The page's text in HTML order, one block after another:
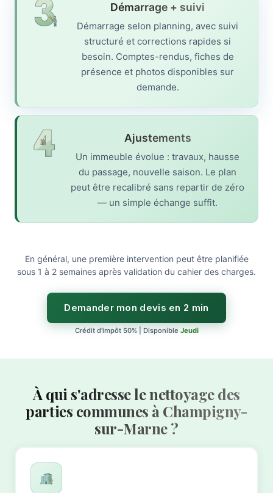
Démarrage + suivi
Démarrage selon planning, avec suivi
structuré et corrections rapides si
besoin. Comptes-rendus, fiches de
présence et photos disponibles sur
demande.
Ajustements
Un immeuble évolue : travaux, hausse
du passage, nouvelle saison. Le plan
peut être recalibré sans repartir de zéro
— un simple échange suffit.
En général, une première intervention peut être planifiée
sous 1 à 2 semaines après validation du cahier des charges.
Demander mon devis en 2 min
Crédit d'impôt 50% | Disponible Jeudi
À qui s'adresse le nettoyage des
parties communes à Champigny-
sur-Marne ?